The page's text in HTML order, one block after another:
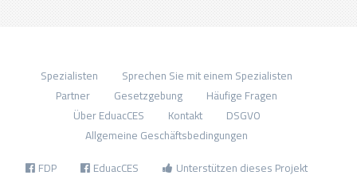
Spezialisten
Sprechen Sie mit einem Spezialisten
Partner
Gesetzgebung
Häufige Fragen
Über EduacCES
Kontakt
DSGVO
Allgemeine Geschäftsbedingungen
FDP EduacCES Unterstützen dieses Projekt